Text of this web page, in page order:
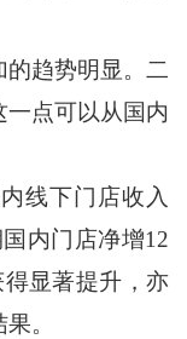
趋势明显。二
点可以从国内
线下门店收入
内门店净增12
显著提升，亦
。